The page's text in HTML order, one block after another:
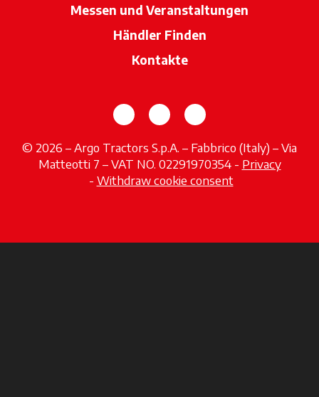
Messen und Veranstaltungen
Händler Finden
Kontakte
wird in einer neuen
wird in einer neuen
wird in einer
© 2026 – Argo Tractors S.p.A. – Fabbrico (Italy) – Via
Matteotti 7 – VAT NO. 02291970354 - Privacy
wird in einer neuen Registerkarte geöffnet
- Withdraw cookie consent